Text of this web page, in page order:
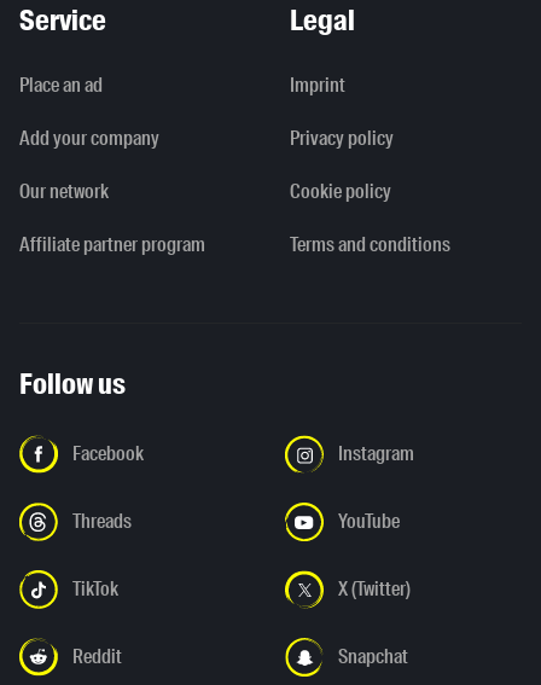
Service
Place an ad
Add your company
Our network
Affiliate partner program
Legal
Imprint
Privacy policy
Cookie policy
Terms and conditions
Follow us
Facebook Instagram
Threads YouTube
TikTok X (Twitter)
Reddit Snapchat